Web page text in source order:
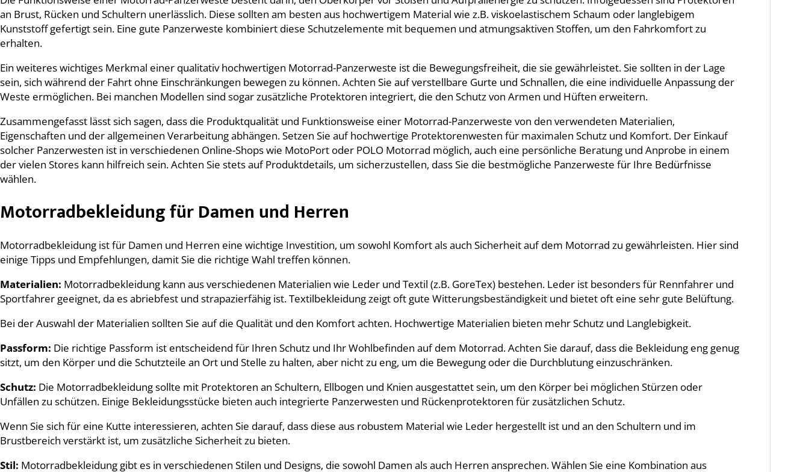
an Brust, Rücken und Schultern unerlässlich. Diese sollten am besten aus hochwertigem Material wie z.B. viskoelastischem Schaum oder langlebigem
Kunststoff gefertigt sein. Eine gute Panzerweste kombiniert diese Schutzelemente mit bequemen und atmungsaktiven Stoffen, um den Fahrkomfort zu
erhalten.
Ein weiteres wichtiges Merkmal einer qualitativ hochwertigen Motorrad-Panzerweste ist die Bewegungsfreiheit, die sie gewährleistet. Sie sollten in der Lage
sein, sich während der Fahrt ohne Einschränkungen bewegen zu können. Achten Sie auf verstellbare Gurte und Schnallen, die eine individuelle Anpassung der
Weste ermöglichen. Bei manchen Modellen sind sogar zusätzliche Protektoren integriert, die den Schutz von Armen und Hüften erweitern.
Zusammengefasst lässt sich sagen, dass die Produktqualität und Funktionsweise einer Motorrad-Panzerweste von den verwendeten Materialien,
Eigenschaften und der allgemeinen Verarbeitung abhängen. Setzen Sie auf hochwertige Protektorenwesten für maximalen Schutz und Komfort. Der Einkauf
solcher Panzerwesten ist in verschiedenen Online-Shops wie MotoPort oder POLO Motorrad möglich, auch eine persönliche Beratung und Anprobe in einem
der vielen Stores kann hilfreich sein. Achten Sie stets auf Produktdetails, um sicherzustellen, dass Sie die bestmögliche Panzerweste für Ihre Bedürfnisse
wählen.
Motorradbekleidung für Damen und Herren
Motorradbekleidung ist für Damen und Herren eine wichtige Investition, um sowohl Komfort als auch Sicherheit auf dem Motorrad zu gewährleisten. Hier sind
einige Tipps und Empfehlungen, damit Sie die richtige Wahl treffen können.
Materialien: Motorradbekleidung kann aus verschiedenen Materialien wie Leder und Textil (z.B. GoreTex) bestehen. Leder ist besonders für Rennfahrer und
Sportfahrer geeignet, da es abriebfest und strapazierfähig ist. Textilbekleidung zeigt oft gute Witterungsbeständigkeit und bietet oft eine sehr gute Belüftung.
Bei der Auswahl der Materialien sollten Sie auf die Qualität und den Komfort achten. Hochwertige Materialien bieten mehr Schutz und Langlebigkeit.
Passform: Die richtige Passform ist entscheidend für Ihren Schutz und Ihr Wohlbefinden auf dem Motorrad. Achten Sie darauf, dass die Bekleidung eng genug
sitzt, um den Körper und die Schutzteile an Ort und Stelle zu halten, aber nicht zu eng, um die Bewegung oder die Durchblutung einzuschränken.
Schutz: Die Motorradbekleidung sollte mit Protektoren an Schultern, Ellbogen und Knien ausgestattet sein, um den Körper bei möglichen Stürzen oder
Unfällen zu schützen. Einige Bekleidungsstücke bieten auch integrierte Panzerwesten und Rückenprotektoren für zusätzlichen Schutz.
Wenn Sie sich für eine Kutte interessieren, achten Sie darauf, dass diese aus robustem Material wie Leder hergestellt ist und an den Schultern und im
Brustbereich verstärkt ist, um zusätzliche Sicherheit zu bieten.
Stil: Motorradbekleidung gibt es in verschiedenen Stilen und Designs, die sowohl Damen als auch Herren ansprechen. Wählen Sie eine Kombination aus